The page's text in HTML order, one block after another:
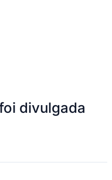
divulgada